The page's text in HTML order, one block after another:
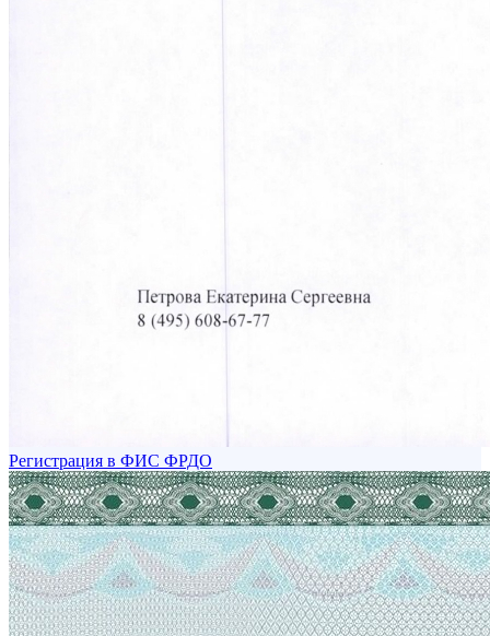
Регистрация в ФИС ФРДО